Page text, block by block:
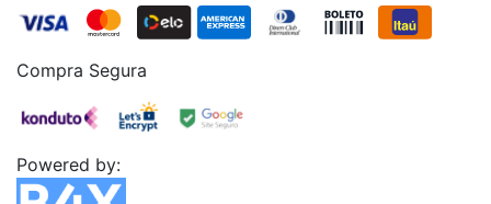
Compra Segura
Powered by: